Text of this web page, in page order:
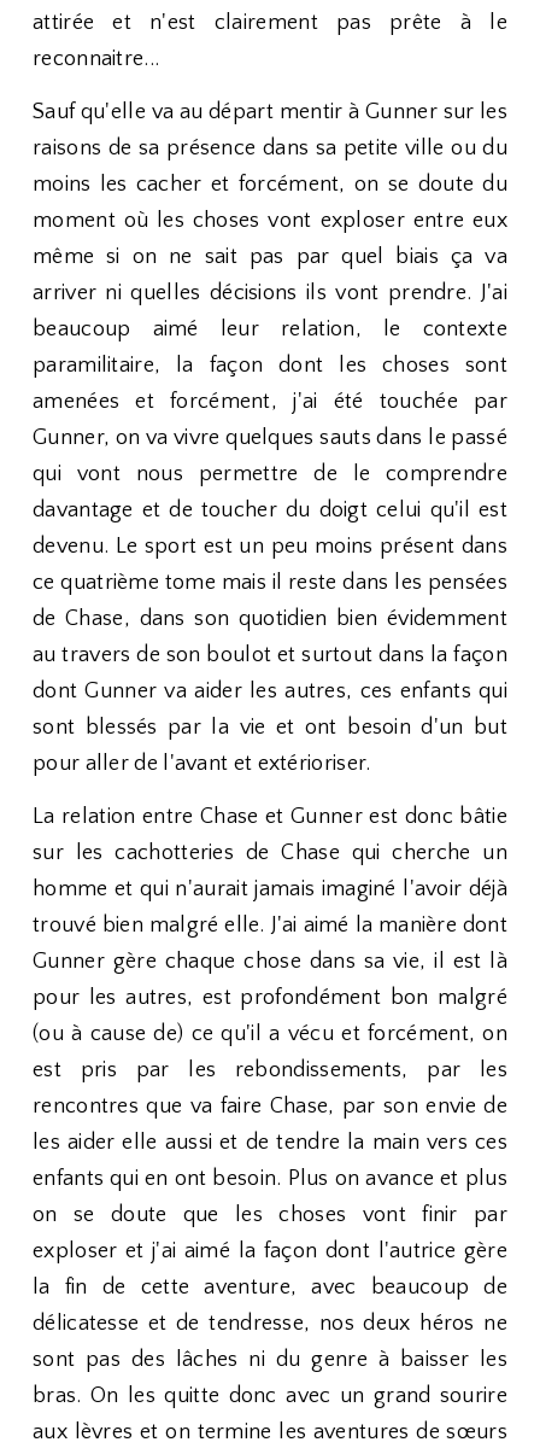
attirée et n'est clairement pas prête à le
reconnaitre...
Sauf qu'elle va au départ mentir à Gunner sur les
raisons de sa présence dans sa petite ville ou du
moins les cacher et forcément, on se doute du
moment où les choses vont exploser entre eux
même si on ne sait pas par quel biais ça va
arriver ni quelles décisions ils vont prendre. J'ai
beaucoup aimé leur relation, le contexte
paramilitaire, la façon dont les choses sont
amenées et forcément, j'ai été touchée par
Gunner, on va vivre quelques sauts dans le passé
qui vont nous permettre de le comprendre
davantage et de toucher du doigt celui qu'il est
devenu. Le sport est un peu moins présent dans
ce quatrième tome mais il reste dans les pensées
de Chase, dans son quotidien bien évidemment
au travers de son boulot et surtout dans la façon
dont Gunner va aider les autres, ces enfants qui
sont blessés par la vie et ont besoin d'un but
pour aller de l'avant et extérioriser.
La relation entre Chase et Gunner est donc bâtie
sur les cachotteries de Chase qui cherche un
homme et qui n'aurait jamais imaginé l'avoir déjà
trouvé bien malgré elle. J'ai aimé la manière dont
Gunner gère chaque chose dans sa vie, il est là
pour les autres, est profondément bon malgré
(ou à cause de) ce qu'il a vécu et forcément, on
est pris par les rebondissements, par les
rencontres que va faire Chase, par son envie de
les aider elle aussi et de tendre la main vers ces
enfants qui en ont besoin. Plus on avance et plus
on se doute que les choses vont finir par
exploser et j'ai aimé la façon dont l'autrice gère
la fin de cette aventure, avec beaucoup de
délicatesse et de tendresse, nos deux héros ne
sont pas des lâches ni du genre à baisser les
bras. On les quitte donc avec un grand sourire
aux lèvres et on termine les aventures de sœurs